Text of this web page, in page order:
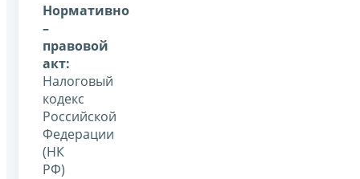
Нормативно
–
правовой
акт:
Налоговый
кодекс
Российской
Федерации
(НК
РФ)